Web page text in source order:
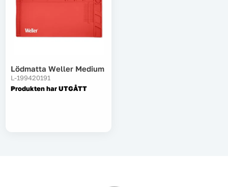
Svets
Tryckluft
Tvätt
Lödmatta Weller Medium
L-199420191
Produkten har UTGÅTT